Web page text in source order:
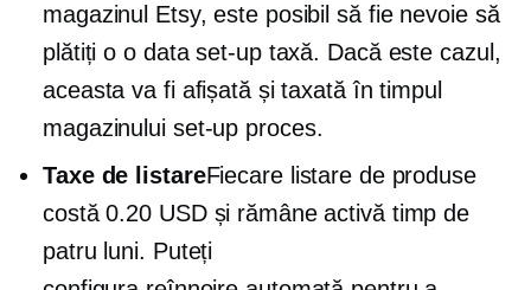
magazinul Etsy, este posibil să fie nevoie să
plătiți oo data set-uptaxă. Dacă este cazul,
aceasta va fi afișată și taxată în timpul
magazinului set-up proces.
Taxe de listareFiecare listare de produse
costă 0.20 USD și rămâne activă timp de
patru luni. Puteți